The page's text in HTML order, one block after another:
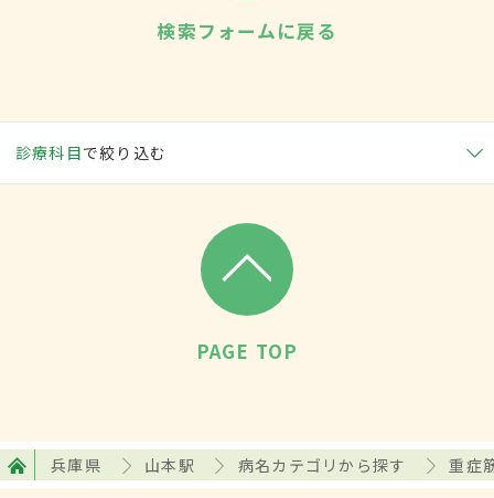
検索フォームに戻る
診療科目で絞り込む
PAGE TOP
兵庫県 山本駅 病名カテゴリから探す 重症